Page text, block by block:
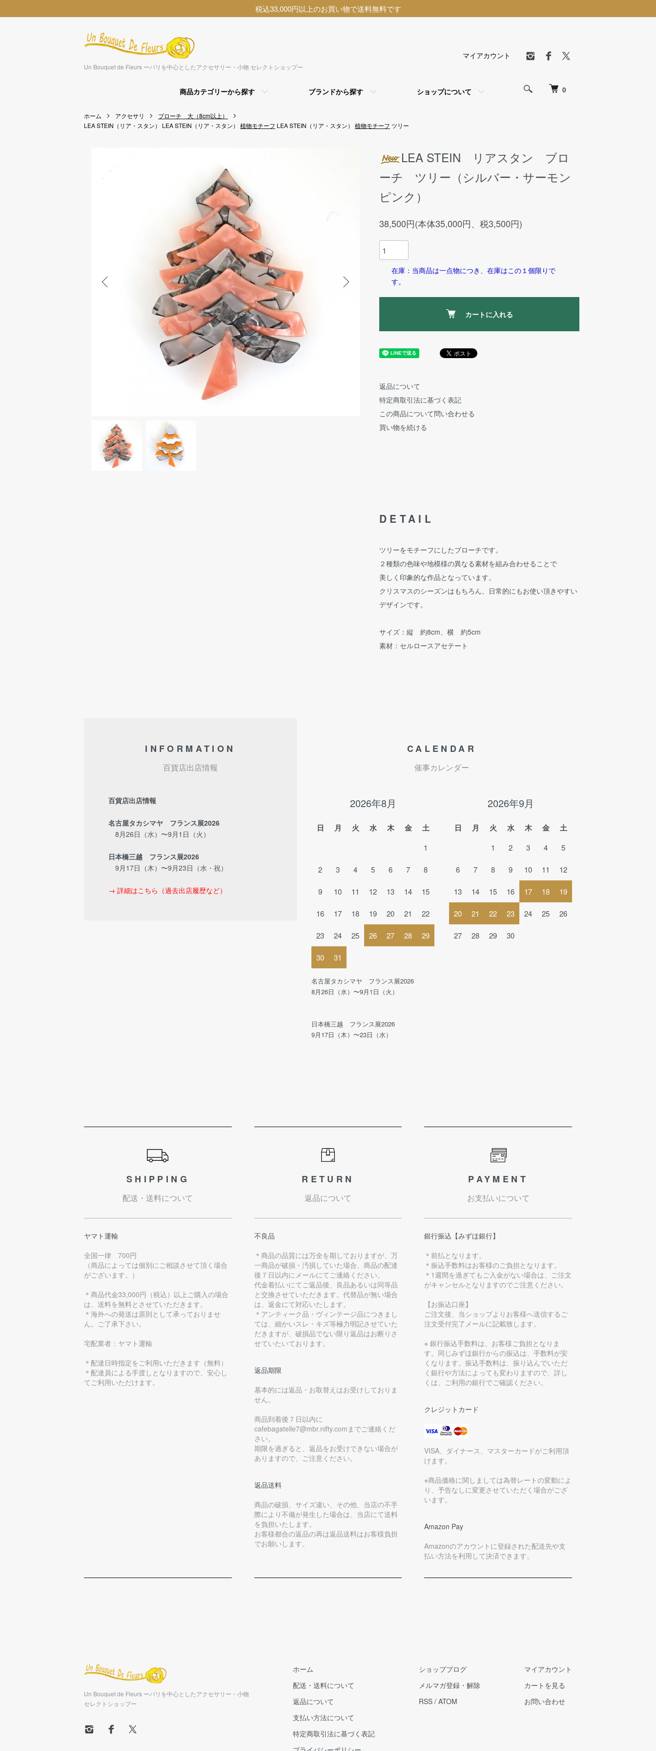
税込33,000円以上のお買い物で送料無料です
Un Bouquet de Fleurs ーパリを中心としたアクセサリー・小物 セレクトショップー
0
商品カテゴリーから探す ブランドから探す ショップについて
マイアカウント
ホーム アクセサリ
ブローチ 大（8cm以上）
LEA STEIN（リア・スタン）
LEA STEIN（リア・スタン） 植物モチーフ LEA STEIN（リア・スタン） 植物モチーフ ツリー
LEA STEIN リアスタン ブロ
ーチ ツリー（シルバー・サーモン
ピンク）
38,500円(本体35,000円、税3,500円)
在庫：当商品は一点物につき、在庫はこの１個限りで
す。
カートに入れる
返品について
特定商取引法に基づく表記
この商品について問い合わせる
買い物を続ける
DETAIL
ツリーをモチーフにしたブローチです。
２種類の色味や地模様の異なる素材を組み合わせることで
美しく印象的な作品となっています。
クリスマスのシーズンはもちろん、日常的にもお使い頂きやすい
デザインです。
サイズ：縦 約8cm、横 約5cm
素材：セルロースアセテート
INFORMATION
百貨店出店情報
百貨店出店情報
名古屋タカシマヤ フランス展2026
8月26日（水）〜9月1日（火）
日本橋三越 フランス展2026
9月17日（木）〜9月23日（水・祝）
→ 詳細はこちら（過去出店履歴など）
CALENDAR
催事カレンダー
2026年8月
日 月 火 水 木 金 土
1
2 3 4 5 6 7 8
9 10 11 12 13 14 15
16 17 18 19 20 21 22
23 24 25 26 27 28 29
30 31
2026年9月
日 月 火 水 木 金 土
1 2 3 4 5
6 7 8 9 10 11 12
13 14 15 16 17 18 19
20 21 22 23 24 25 26
27 28 29 30
名古屋タカシマヤ フランス展2026
8月26日（水）〜9月1日（火）
日本橋三越 フランス展2026
9月17日（木）〜23日（水）
SHIPPING
配送・送料について
ヤマト運輸
全国一律 700円
（商品によっては個別にご相談させて頂く場合
がございます。）
＊商品代金33,000円（税込）以上ご購入の場合
は、送料を無料とさせていただきます。
＊海外への発送は原則として承っておりませ
ん。ご了承下さい。
宅配業者：ヤマト運輸
＊配達日時指定をご利用いただきます（無料）
＊配達員による手渡しとなりますので、安心し
てご利用いただけます。
RETURN
返品について
不良品
＊商品の品質には万全を期しておりますが、万
一商品が破損・汚損していた場合、商品の配達
後７日以内にメールにてご連絡ください。
代金着払いにてご返品後、良品あるいは同等品
と交換させていただきます。代替品が無い場合
は、返金にて対応いたします。
＊アンティーク品・ヴィンテージ品につきまし
ては、細かいスレ・キズ等極力明記させていた
だきますが、破損品でない限り返品はお断りさ
せていたいております。
返品期限
基本的には返品・お取替えはお受けしておりま
せん。
商品到着後７日以内に
cafebagatelle7@mbr.nifty.comまでご連絡くだ
さい。
期限を過ぎると、返品をお受けできない場合が
ありますので、ご注意ください。
返品送料
商品の破損、サイズ違い、その他、当店の不手
際により不備が発生した場合は、当店にて送料
を負担いたします。
お客様都合の返品の再は返品送料はお客様負担
でお願いします。
PAYMENT
お支払いについて
銀行振込【みずほ銀行】
＊前払となります。
＊振込手数料はお客様のご負担となります。
＊1週間を過ぎてもご入金がない場合は、ご注文
がキャンセルとなりますのでご注意ください。
【お振込口座】
ご注文後、当ショップよりお客様へ送信するご
注文受付完了メールに記載致します。
※ 銀行振込手数料は、お客様ご負担となりま
す。同じみずほ銀行からの振込は、手数料が安
くなります。振込手数料は、振り込んでいただ
く銀行や方法によっても変わりますので、詳し
くは、ご利用の銀行でご確認ください。
クレジットカード
VISA、ダイナース、マスターカードがご利用頂
けます。
※商品価格に関しましては為替レートの変動によ
り、予告なしに変更させていただく場合がござ
います。
Amazon Pay
Amazonのアカウントに登録された配送先や支
払い方法を利用して決済できます。
Un Bouquet de Fleurs ーパリを中心としたアクセサリー・小物
セレクトショップー
ホーム
配送・送料について
返品について
支払い方法について
特定商取引法に基づく表記
ショップブログ
メルマガ登録・解除
RSS / ATOM
マイアカウント
カートを見る
お問い合わせ